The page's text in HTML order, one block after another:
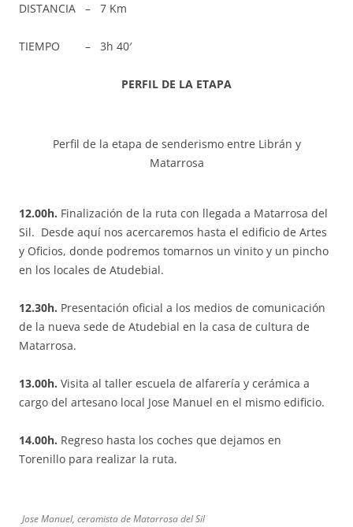
DISTANCIA – 7 Km
TIEMPO – 3h 40′
PERFIL DE LA ETAPA
Perfil de la etapa de senderismo entre Librán y
Matarrosa
12.00h. Finalización de la ruta con llegada a Matarrosa del
Sil. Desde aquí nos acercaremos hasta el edificio de Artes
y Oficios, donde podremos tomarnos un vinito y un pincho
en los locales de Atudebial.
12.30h. Presentación oficial a los medios de comunicación
de la nueva sede de Atudebial en la casa de cultura de
Matarrosa.
13.00h. Visita al taller escuela de alfarería y cerámica a
cargo del artesano local Jose Manuel en el mismo edificio.
14.00h. Regreso hasta los coches que dejamos en
Torenillo para realizar la ruta.
Jose Manuel, ceramista de Matarrosa del Sil